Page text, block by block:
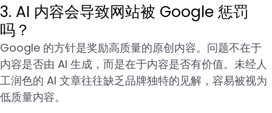
3. AI 内容会导致网站被 Google 惩罚
吗？
Google 的方针是奖励高质量的原创内容。问题不在于
内容是否由 AI 生成，而是在于内容是否有价值。未经人
工润色的 AI 文章往往缺乏品牌独特的见解，容易被视为
低质量内容。